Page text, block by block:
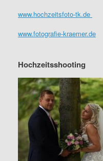
www.hochzeitsfoto-tk.de
www.fotografie-kraemer.de
Hochzeitsshooting